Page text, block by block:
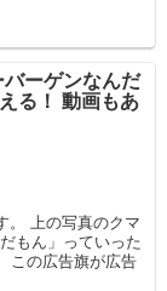
バーゲンなんだ
る！ 動画もあ
。 上の写真のクマ
もん」っていった
この広告旗が広告